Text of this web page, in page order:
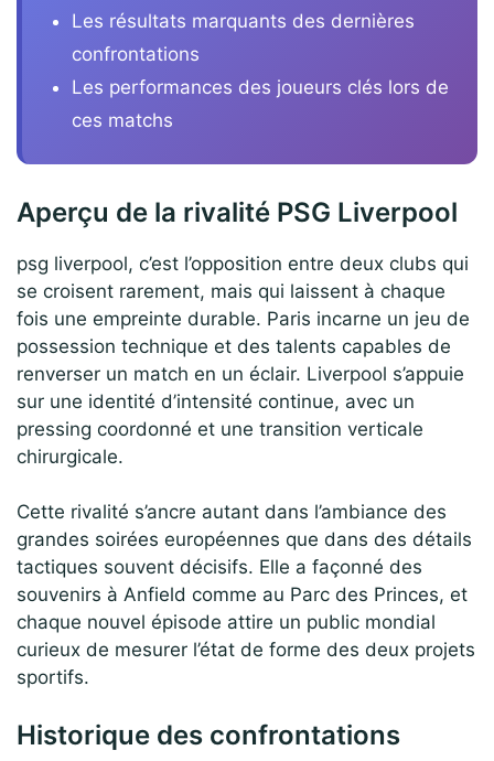
Les résultats marquants des dernières
confrontations
Les performances des joueurs clés lors de
ces matchs
Aperçu de la rivalité PSG Liverpool
psg liverpool, c’est l’opposition entre deux clubs qui
se croisent rarement, mais qui laissent à chaque
fois une empreinte durable. Paris incarne un jeu de
possession technique et des talents capables de
renverser un match en un éclair. Liverpool s’appuie
sur une identité d’intensité continue, avec un
pressing coordonné et une transition verticale
chirurgicale.
Cette rivalité s’ancre autant dans l’ambiance des
grandes soirées européennes que dans des détails
tactiques souvent décisifs. Elle a façonné des
souvenirs à Anfield comme au Parc des Princes, et
chaque nouvel épisode attire un public mondial
curieux de mesurer l’état de forme des deux projets
sportifs.
Historique des confrontations